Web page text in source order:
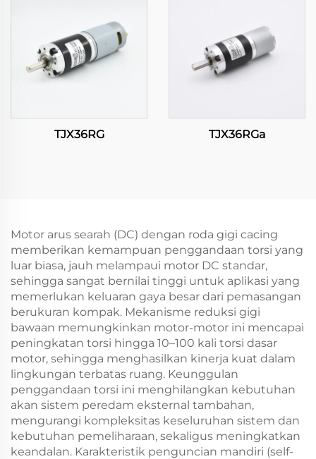
TJX36RG TJX36RGa
Motor arus searah (DC) dengan roda gigi cacing
memberikan kemampuan penggandaan torsi yang
luar biasa, jauh melampaui motor DC standar,
sehingga sangat bernilai tinggi untuk aplikasi yang
memerlukan keluaran gaya besar dari pemasangan
berukuran kompak. Mekanisme reduksi gigi
bawaan memungkinkan motor-motor ini mencapai
peningkatan torsi hingga 10–100 kali torsi dasar
motor, sehingga menghasilkan kinerja kuat dalam
lingkungan terbatas ruang. Keunggulan
penggandaan torsi ini menghilangkan kebutuhan
akan sistem peredam eksternal tambahan,
mengurangi kompleksitas keseluruhan sistem dan
kebutuhan pemeliharaan, sekaligus meningkatkan
keandalan. Karakteristik penguncian mandiri (self-